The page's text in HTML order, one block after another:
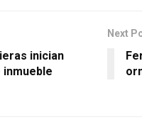
inician
Next